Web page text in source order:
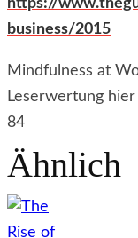
https://
business/2015
Mindfulness at
Leserwertung
84
Ähnlich